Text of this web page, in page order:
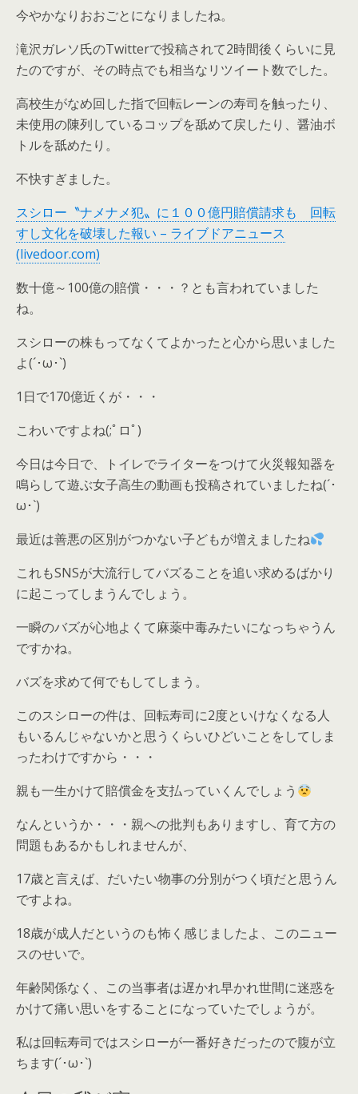
今やかなりおおごとになりましたね。
滝沢ガレソ氏のTwitterで投稿されて2時間後くらいに見
たのですが、その時点でも相当なリツイート数でした。
高校生がなめ回した指で回転レーンの寿司を触ったり、
未使用の陳列しているコップを舐めて戻したり、醤油ボ
トルを舐めたり。
不快すぎました。
スシロー〝ナメナメ犯〟に１００億円賠償請求も 回転
すし文化を破壊した報い – ライブドアニュース
(livedoor.com)
数十億～100億の賠償・・・？とも言われていました
ね。
スシローの株もってなくてよかったと心から思いました
よ(´･ω･`)
1日で170億近くが・・・
こわいですよね(;ﾟロﾟ)
今日は今日で、トイレでライターをつけて火災報知器を
鳴らして遊ぶ女子高生の動画も投稿されていましたね(´･
ω･`)
最近は善悪の区別がつかない子どもが増えましたね
これもSNSが大流行してバズることを追い求めるばかり
に起こってしまうんでしょう。
一瞬のバズが心地よくて麻薬中毒みたいになっちゃうん
ですかね。
バズを求めて何でもしてしまう。
このスシローの件は、回転寿司に2度といけなくなる人
もいるんじゃないかと思うくらいひどいことをしてしま
ったわけですから・・・
親も一生かけて賠償金を支払っていくんでしょう
なんというか・・・親への批判もありますし、育て方の
問題もあるかもしれませんが、
17歳と言えば、だいたい物事の分別がつく頃だと思うん
ですよね。
18歳が成人だというのも怖く感じましたよ、このニュー
スのせいで。
年齢関係なく、この当事者は遅かれ早かれ世間に迷惑を
かけて痛い思いをすることになっていたでしょうが。
私は回転寿司ではスシローが一番好きだったので腹が立
ちます(´･ω･`)